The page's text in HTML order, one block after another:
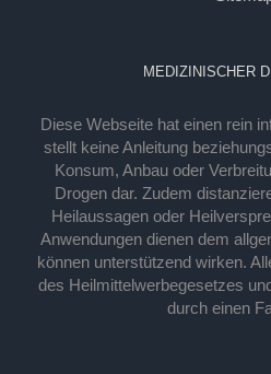
MEDIZINISCHER
Diese Webseite hat einen rein
stellt keine Anleitung
Konsum, Anbau oder
Drogen dar. Zudem
Heilaussagen oder
Anwendungen dienen dem
können unterstützend wirken.
des Heilmittelwerbegesetzes
durch einen